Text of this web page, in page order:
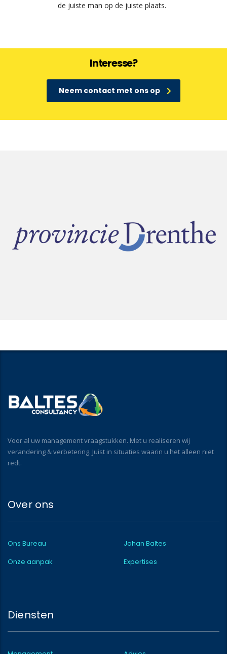
de juiste man op de juiste plaats.
Interesse?
Neem contact met ons op
Voor al uw management vraagstukken. Met u realiseren wij
verandering & verbetering. Juist in situaties waarin u het alleen niet
redt.
Over ons
Ons Bureau
Johan Baltes
Onze aanpak
Expertises
Diensten